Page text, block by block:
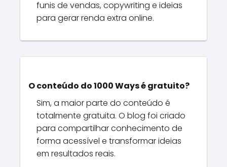
funis de vendas, copywriting e ideias
para gerar renda extra online.
O conteúdo do 1000 Ways é gratuito?
Sim, a maior parte do conteúdo é
totalmente gratuita. O blog foi criado
para compartilhar conhecimento de
forma acessível e transformar ideias
em resultados reais.